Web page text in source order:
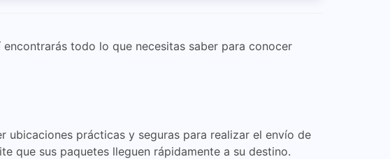
todo lo que necesitas saber para conocer
ubicaciones prácticas y seguras para realizar el envío de
que sus paquetes lleguen rápidamente a su destino.